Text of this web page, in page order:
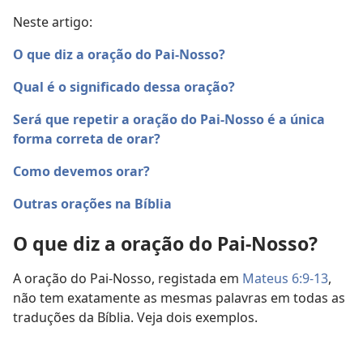
Neste artigo:
O que diz a oração do Pai-Nosso?
Qual é o significado dessa oração?
Será que repetir a oração do Pai-Nosso é a única
forma correta de orar?
Como devemos orar?
Outras orações na Bíblia
O que diz a oração do Pai-Nosso?
A oração do Pai-Nosso, registada em Mateus 6:9-13,
não tem exatamente as mesmas palavras em todas as
traduções da Bíblia. Veja dois exemplos.